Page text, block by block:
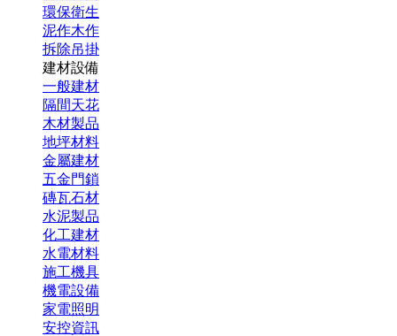
環保衛生
泥作木作
拆除吊掛
建材設備
一般建材
隔間天花
木材製品
地坪材料
金屬建材
五金門鎖
磚瓦石材
水泥製品
化工建材
水電材料
施工機具
機電設備
家電照明
安控資訊